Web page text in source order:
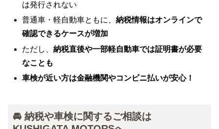
は発行されない
普通車・軽自動車ともに、納税情報はオンラインで
確認できるケースが増加
ただし、納税直後や一部軽自動車では証明書が必要
なことも
車検が近い方は金融機関やコンビニ払いが安心！
🚘 納税や車検に関するご相談は